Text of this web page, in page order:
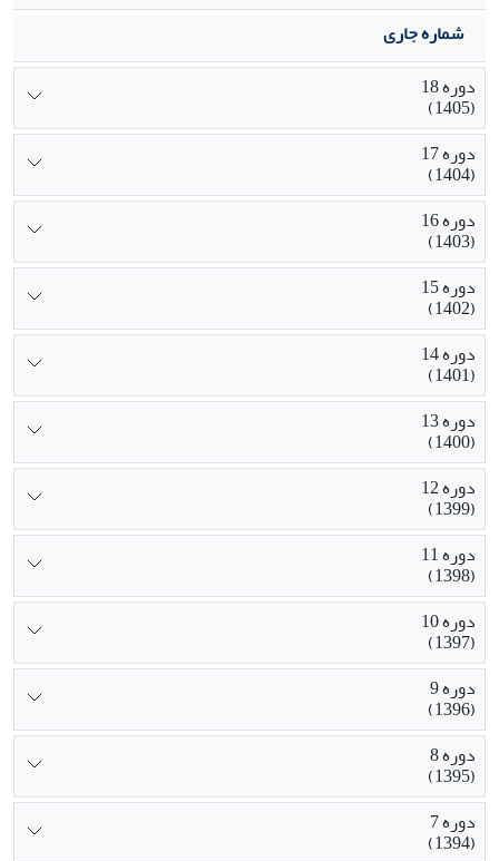
شماره جاری
دوره 18
(1405)
دوره 17
(1404)
دوره 16
(1403)
دوره 15
(1402)
دوره 14
(1401)
دوره 13
(1400)
دوره 12
(1399)
دوره 11
(1398)
دوره 10
(1397)
دوره 9
(1396)
دوره 8
(1395)
دوره 7
(1394)